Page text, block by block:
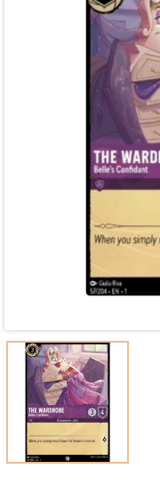
Mã giảm giá:
Ngày hết hạn: